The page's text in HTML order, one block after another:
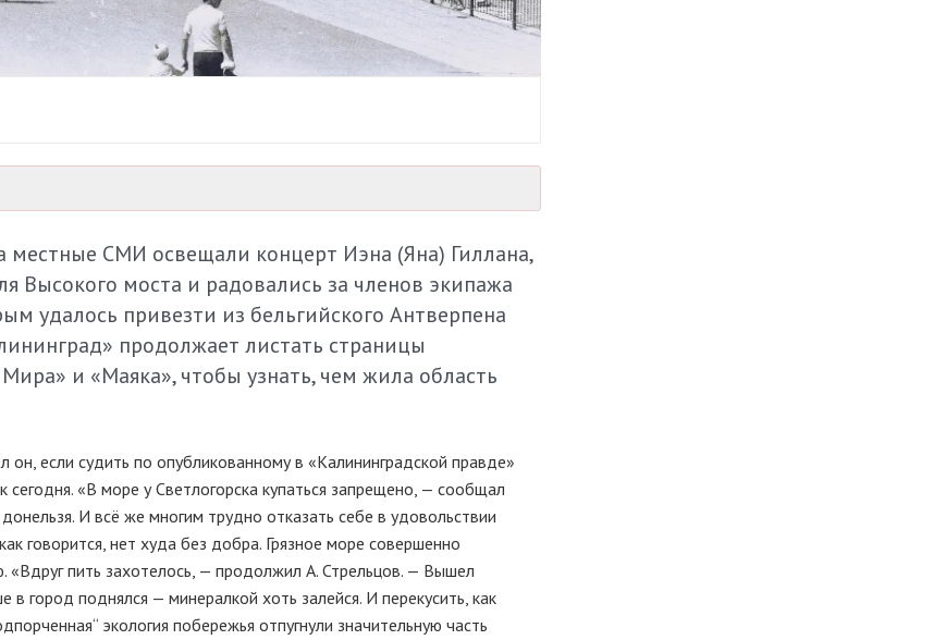
местные СМИ освещали концерт Иэна (Яна) Гиллана,
Высокого моста и радовались за членов экипажа
удалось привезти из бельгийского Антверпена
продолжает листать страницы
и «Маяка», чтобы узнать, чем жила область
он, если судить по опубликованному в «Калининградской правде»
сегодня. «В море у Светлогорска купаться запрещено, — сообщал
И всё же многим трудно отказать себе в удовольствии
говорится, нет худа без добра. Грязное море совершенно
пить захотелось, — продолжил А. Стрельцов. — Вышел
город поднялся — минералкой хоть залейся. И перекусить, как
экология побережья отпугнули значительную часть